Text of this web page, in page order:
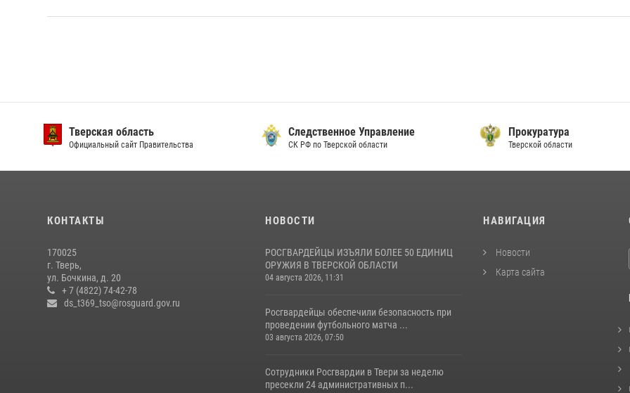
Тверская область
Официальный сайт Правительства
Следственное Управление
СК РФ по Тверской области
Прокуратура
Тверской области
КОНТАКТЫ
170025
г. Тверь,
ул. Бочкина, д. 20
+ 7 (4822) 74-42-78
ds_t369_tso@rosguard.gov.ru
НОВОСТИ
РОСГВАРДЕЙЦЫ ИЗЪЯЛИ БОЛЕЕ 50 ЕДИНИЦ
ОРУЖИЯ В ТВЕРСКОЙ ОБЛАСТИ
04 августа 2026, 11:31
Росгвардейцы обеспечили безопасность при
проведении футбольного матча ...
03 августа 2026, 07:50
Сотрудники Росгвардии в Твери за неделю
пресекли 24 административных п...
НАВИГАЦИЯ
Новости
Карта сайта